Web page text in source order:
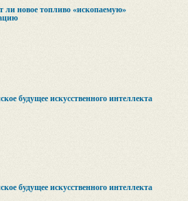
ли новое топливо «ископаемую»
будущее искусственного интеллекта
будущее искусственного интеллекта